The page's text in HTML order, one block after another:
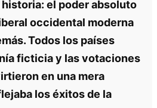
historia: el poder absoluto
occidental moderna
Todos los países
ficticia y las votaciones
en una mera
los éxitos de la